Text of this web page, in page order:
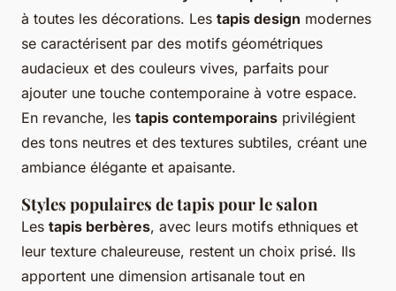
à toutes les décorations. Les tapis design modernes
se caractérisent par des motifs géométriques
audacieux et des couleurs vives, parfaits pour
ajouter une touche contemporaine à votre espace.
En revanche, les tapis contemporains privilégient
des tons neutres et des textures subtiles, créant une
ambiance élégante et apaisante.
Styles populaires de tapis pour le salon
Les tapis berbères, avec leurs motifs ethniques et
leur texture chaleureuse, restent un choix prisé. Ils
apportent une dimension artisanale tout en